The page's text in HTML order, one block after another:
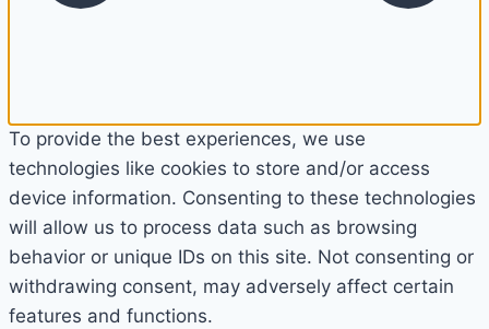
To provide the best experiences, we use
technologies like cookies to store and/or access
device information. Consenting to these technologies
will allow us to process data such as browsing
behavior or unique IDs on this site. Not consenting or
withdrawing consent, may adversely affect certain
features and functions.